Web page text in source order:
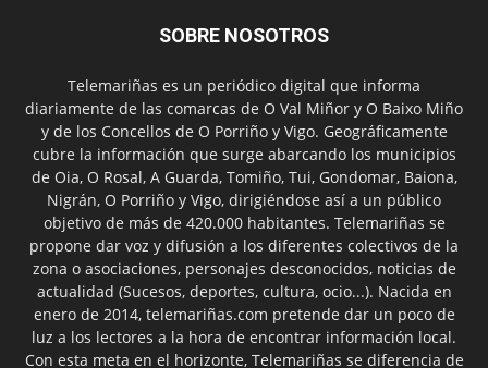
SOBRE NOSOTROS
Telemariñas es un periódico digital que informa
diariamente de las comarcas de O Val Miñor y O Baixo Miño
y de los Concellos de O Porriño y Vigo. Geográficamente
cubre la información que surge abarcando los municipios
de Oia, O Rosal, A Guarda, Tomiño, Tui, Gondomar, Baiona,
Nigrán, O Porriño y Vigo, dirigiéndose así a un público
objetivo de más de 420.000 habitantes. Telemariñas se
propone dar voz y difusión a los diferentes colectivos de la
zona o asociaciones, personajes desconocidos, noticias de
actualidad (Sucesos, deportes, cultura, ocio...). Nacida en
enero de 2014, telemariñas.com pretende dar un poco de
luz a los lectores a la hora de encontrar información local.
Con esta meta en el horizonte, Telemariñas se diferencia de